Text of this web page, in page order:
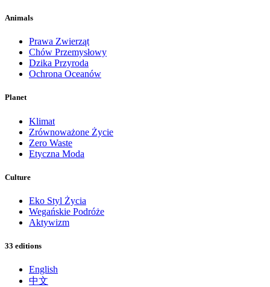
Animals
Prawa Zwierząt
Chów Przemysłowy
Dzika Przyroda
Ochrona Oceanów
Planet
Klimat
Zrównoważone Życie
Zero Waste
Etyczna Moda
Culture
Eko Styl Życia
Wegańskie Podróże
Aktywizm
33 editions
English
中文